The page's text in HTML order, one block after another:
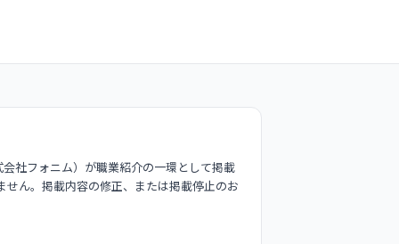
社フォニム）が職業紹介の一環として掲載
ん。掲載内容の修正、または掲載停止のお